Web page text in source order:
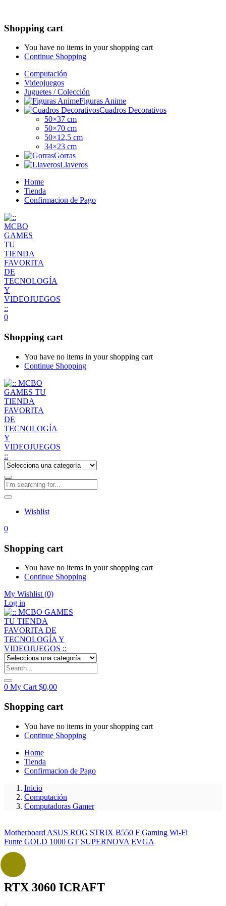
Shopping cart
You have no items in your shopping cart
Continue Shopping
Computación
Videojuegos
Juguetes / Colección
Figuras Anime
Cuadros Decorativos
50×37 cm
50×70 cm
50×12,5 cm
34×23 cm
Gorras
Llaveros
Home
Tienda
Confirmacion de Pago
0
Shopping cart
You have no items in your shopping cart
Continue Shopping
Wishlist
0
Shopping cart
You have no items in your shopping cart
Continue Shopping
My Wishlist (0)
Log in
0 My Cart $0,00
Shopping cart
You have no items in your shopping cart
Continue Shopping
Home
Tienda
Confirmacion de Pago
Inicio
Computación
Computadoras Gamer
Motherboard ASUS ROG STRIX B550 F Gaming Wi-Fi
Funte GOLD 1000 GT SUPERNOVA EVGA
RTX 3060 ICRAFT